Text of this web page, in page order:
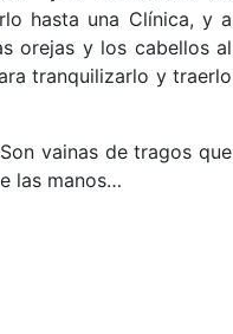
hasta una Clínica, y a
orejas y los cabellos al
tranquilizarlo y traerlo
vainas de tragos que
las manos…